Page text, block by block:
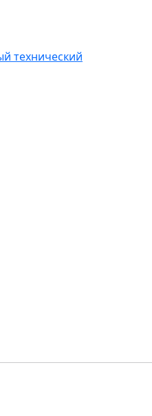
технический